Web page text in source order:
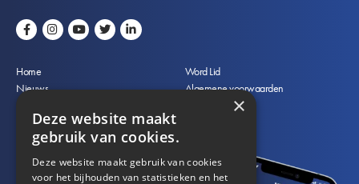
Voet
Home
Nieuws
Partij
Contact
Word Lid
Algemene voorwaarden
Privacyverklaring
×
Deze website maakt
gebruik van cookies.
Deze website maakt gebruik van cookies
voor het bijhouden van statistieken en het